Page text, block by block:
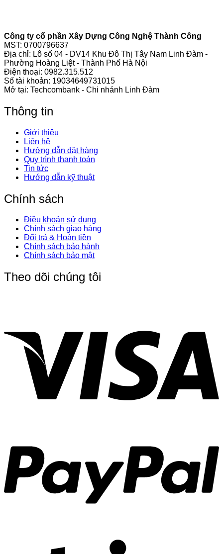
Công ty cổ phần Xây Dựng Công Nghệ Thành Công
MST: 0700796637
Địa chỉ: Lô số 04 - DV14 Khu Đô Thị Tây Nam Linh Đàm -
Phường Hoàng Liệt - Thành Phố Hà Nội
Điện thoại: 0982.315.512
Số tài khoản: 19034649731015
Mở tại: Techcombank - Chi nhánh Linh Đàm
Thông tin
Giới thiệu
Liên hệ
Hướng dẫn đặt hàng
Quy trình thanh toán
Tin tức
Hướng dẫn kỹ thuật
Chính sách
Điều khoản sử dụng
Chính sách giao hàng
Đổi trả & Hoàn tiền
Chính sách bảo hành
Chính sách bảo mật
Theo dõi chúng tôi